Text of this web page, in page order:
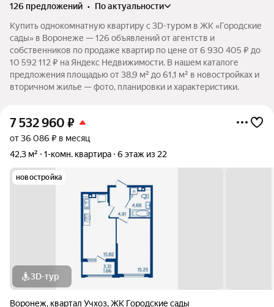
126 предложений •
по актуальности
Купить однокомнатную квартиру c 3D-туром в ЖК «Городские
сады» в Воронеже — 126 объявлений от агентств и
собственников по продаже квартир по цене от 6 930 405 ₽ до
10 592 112 ₽ на Яндекс Недвижимости. В нашем каталоге
предложения площадью от 38,9 м² до 61,1 м² в новостройках и
вторичном жилье — фото, планировки и характеристики.
7 532 960 ₽
от 36 086 ₽ в месяц
42,3 м²
1-комн. квартира 6 этаж из 22
новостройка
3D-тур
Воронеж, квартал Учхоз,ЖК Городские сады